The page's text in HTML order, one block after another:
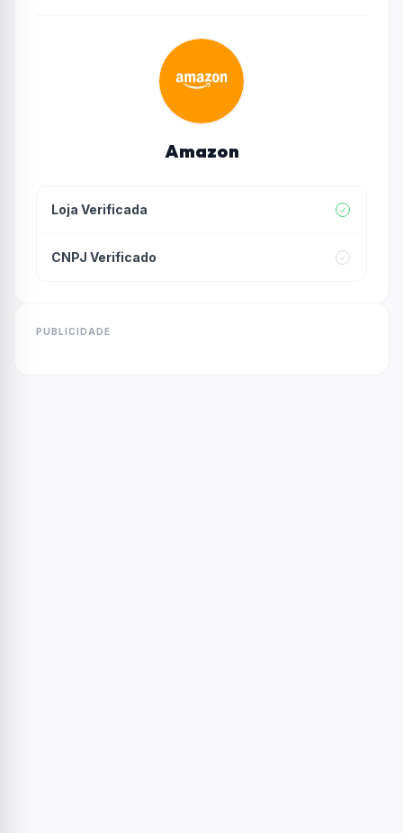
Amazon
Loja Verificada
CNPJ Verificado
PUBLICIDADE